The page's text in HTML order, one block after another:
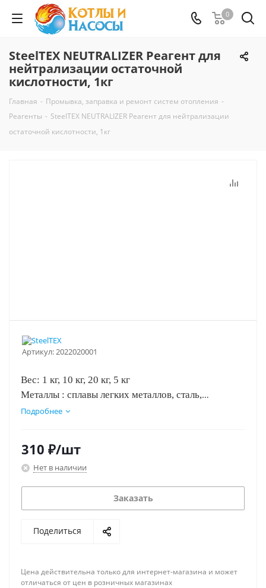
0
SteelTEX NEUTRALIZER Реагент для
нейтрализации остаточной
кислотности, 1кг
Главная - Промывка, заправка и ремонт систем отопления -
Реагенты - SteelTEX NEUTRALIZER Реагент для нейтрализации
остаточной кислотности, 1кг
Артикул:2022020001
Вес: 1 кг, 10 кг, 20 кг, 5 кг
Металлы : сплавы легких металлов, сталь,
алюминий, медь, нержавеющая сталь, латунь,
Концентрация с водой: 1:10
Подробнее
310 ₽/шт
Нет в наличии
Заказать
Поделиться
Цена действительна только для интернет-магазина и может
отличаться от цен в розничных магазинах